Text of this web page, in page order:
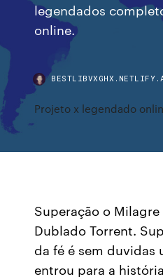
legendados
online.
Projeto x legendado
Superação o
Dublado Torrent.
da fé é sem duvidas
entrou para a